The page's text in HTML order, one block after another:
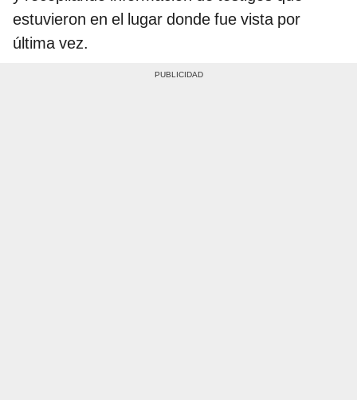
estuvieron en el lugar donde fue vista por
última vez.